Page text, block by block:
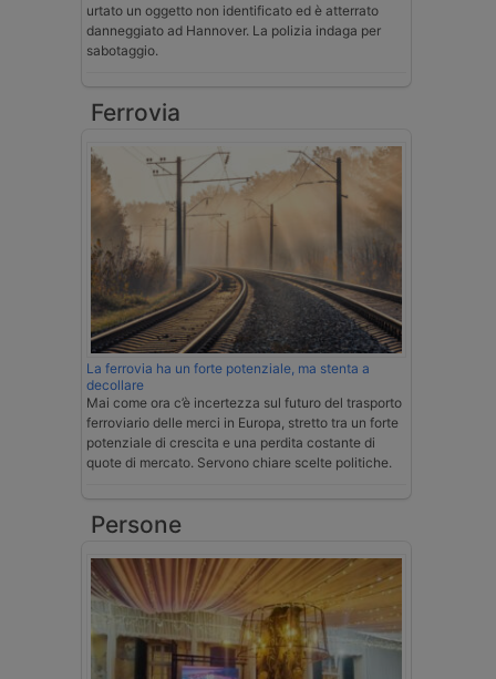
urtato un oggetto non identificato ed è atterrato
danneggiato ad Hannover. La polizia indaga per
sabotaggio.
Ferrovia
La ferrovia ha un forte potenziale, ma stenta a
decollare
Mai come ora c’è incertezza sul futuro del trasporto
ferroviario delle merci in Europa, stretto tra un forte
potenziale di crescita e una perdita costante di
quote di mercato. Servono chiare scelte politiche.
Persone